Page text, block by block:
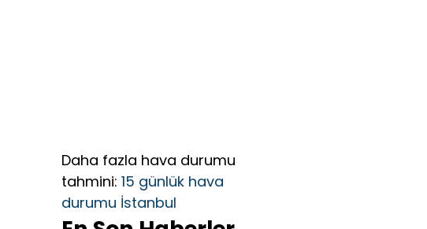
Daha fazla hava durumu
tahmini: 15 günlük hava
durumu İstanbul